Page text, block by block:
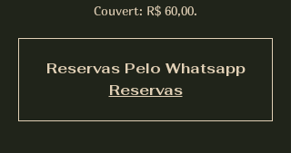
Couvert: R$ 60,00.
Reservas Pelo Whatsapp
Reservas